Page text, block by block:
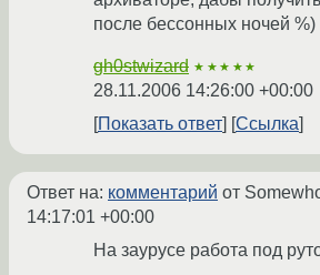
после бессонных ночей %)
gh0stwizard ★★★★★
28.11.2006 14:26:00 +00:00
Показать ответ
Ссылка
Ответ на: комментарий от
14:17:01 +00:00
На заурусе работа под